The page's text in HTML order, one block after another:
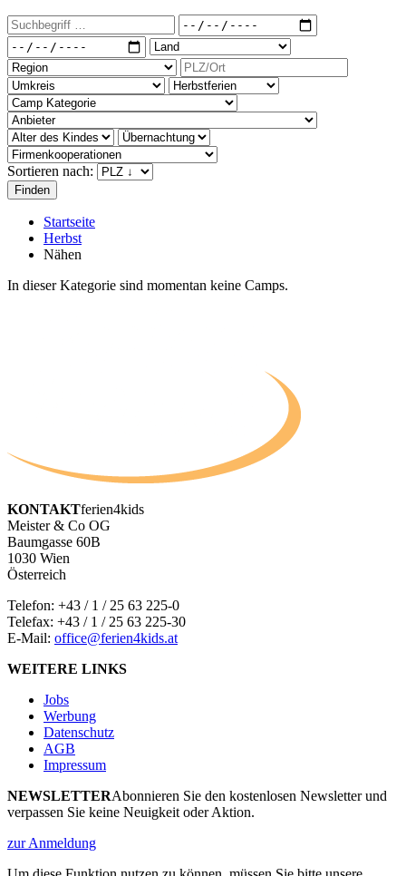
Sortieren nach:
Startseite
Herbst
Nähen
In dieser Kategorie sind momentan keine Camps.
KONTAKTferien4kids
Meister & Co OG
Baumgasse 60B
1030 Wien
Österreich
Telefon: +43 / 1 / 25 63 225-0
Telefax: +43 / 1 / 25 63 225-30
E-Mail: office@ferien4kids.at
WEITERE LINKS
Jobs
Werbung
Datenschutz
AGB
Impressum
NEWSLETTERAbonnieren Sie den kostenlosen Newsletter und
verpassen Sie keine Neuigkeit oder Aktion.
zur Anmeldung